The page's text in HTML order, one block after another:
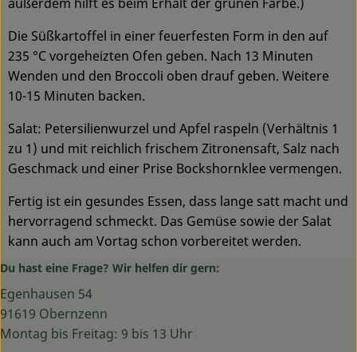
Die Süßkartoffel in einer feuerfesten Form in den auf
235 °C vorgeheizten Ofen geben. Nach 13 Minuten
Wenden und den Broccoli oben drauf geben. Weitere
10-15 Minuten backen.
Salat: Petersilienwurzel und Apfel raspeln (Verhältnis 1
zu 1) und mit reichlich frischem Zitronensaft, Salz nach
Geschmack und einer Prise Bockshornklee vermengen.
Fertig ist ein gesundes Essen, dass lange satt macht und
hervorragend schmeckt. Das Gemüse sowie der Salat
kann auch am Vortag schon vorbereitet werden.
Du hast eine Frage? Wir helfen dir gern:
Egenhausen 54
91619 Obernzenn
Montag bis Freitag: 9 bis 13 Uhr